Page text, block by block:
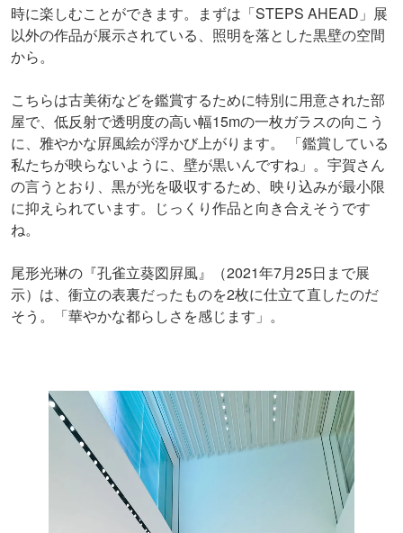
時に楽しむことができます。まずは「STEPS AHEAD」展
以外の作品が展示されている、照明を落とした黒壁の空間
から。
こちらは古美術などを鑑賞するために特別に用意された部
屋で、低反射で透明度の高い幅15mの一枚ガラスの向こう
に、雅やかな屛風絵が浮かび上がります。 「鑑賞している
私たちが映らないように、壁が黒いんですね」。宇賀さん
の言うとおり、黒が光を吸収するため、映り込みが最小限
に抑えられています。じっくり作品と向き合えそうです
ね。
尾形光琳の『孔雀立葵図屛風』（2021年7月25日まで展
示）は、衝立の表裏だったものを2枚に仕立て直したのだ
そう。「華やかな都らしさを感じます」。